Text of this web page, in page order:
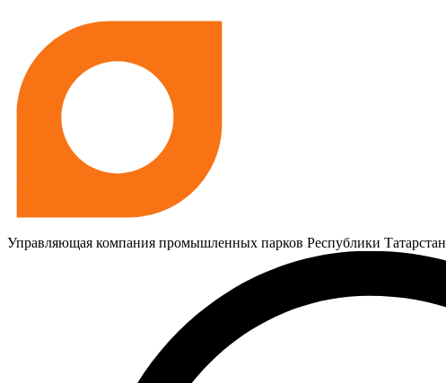
Управляющая компания промышленных парков Республики Татарстан